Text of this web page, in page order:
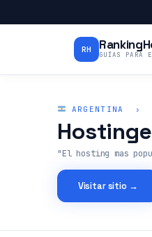
RH
GUÍAS PARA
ARGENTINA ›
"El hosting mas
Visitar sitio →